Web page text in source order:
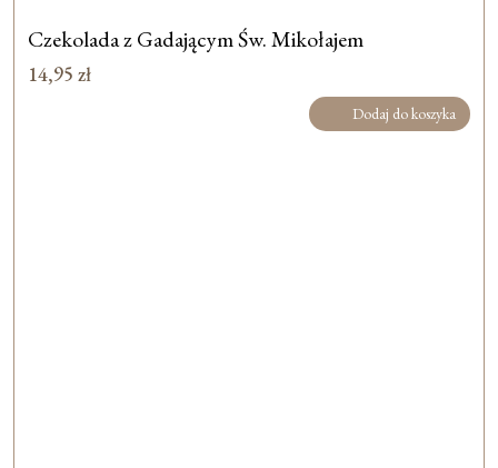
Czekolada z Gadającym Św. Mikołajem
14,95 zł
Dodaj do koszyka